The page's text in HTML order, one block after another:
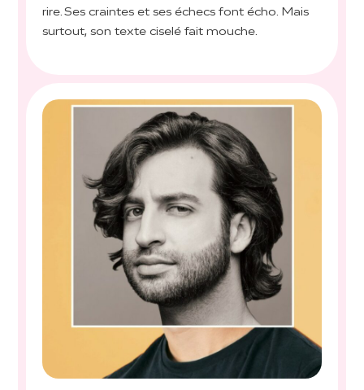
rire. Ses craintes et ses échecs font écho. Mais
surtout, son texte ciselé fait mouche.